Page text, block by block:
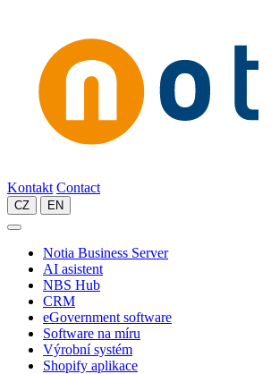
Kontakt Contact
CZ EN
Notia Business Server
AI asistent
NBS Hub
CRM
eGovernment software
Software na míru
Výrobní systém
Shopify aplikace